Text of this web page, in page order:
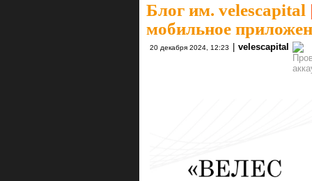
Блог им. velescapital
мобильное
20 декабря 2024, 12:23 velescapital